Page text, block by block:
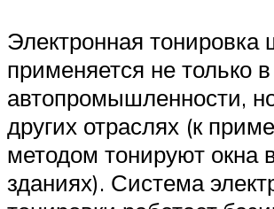
Электронная тонировка
применяется не только в
автопромышленности,
других отраслях (к
методом тонируют окна
зданиях). Система